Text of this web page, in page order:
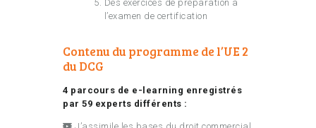
Des exercices de préparation à
l’examen de certification
Contenu du programme de l’UE 2
du DCG
4 parcours de e-learning enregistrés
par 59 experts différents :